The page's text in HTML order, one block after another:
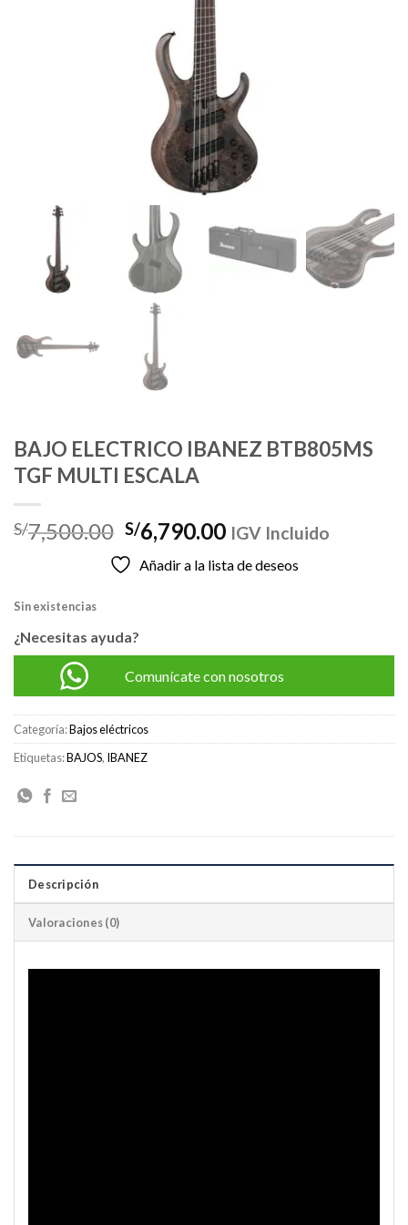
BAJO ELECTRICO IBANEZ BTB805MS
TGF MULTI ESCALA
S/7,500.00 El
precio
original
S/6,790.00El
actual
IGV Incluido
Añadir a la lista de deseos
Sin existencias
¿Necesitas ayuda?
Comunícate con nosotros
Categoría:Bajos eléctricos
Etiquetas:BAJOS, IBANEZ
Descripción
Valoraciones (0)